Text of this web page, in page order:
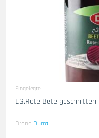
Eingelegte
EG.Rote Bete geschnitten
Brand Durra